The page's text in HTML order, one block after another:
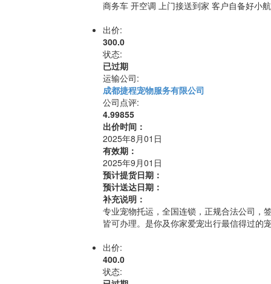
出价:
300.0
状态:
已过期
运输公司:
成都捷程宠物服务有限公司
公司点评:
4.99855
出价时间：
2025年8月01日
有效期：
2025年9月01日
预计提货日期：
预计送达日期：
补充说明：
专业宠物托运，全国连锁，正规合法公司，
皆可办理。是你及你家爱宠出行最信得过的
出价:
400.0
状态: